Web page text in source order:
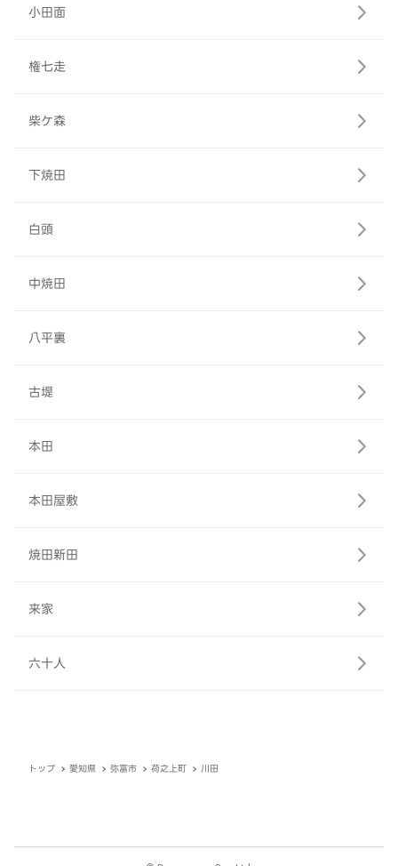
小田面
権七走
柴ケ森
下焼田
白頭
中焼田
八平裏
古堤
本田
本田屋敷
焼田新田
来家
六十人
トップ 愛知県 弥富市 荷之上町 川田